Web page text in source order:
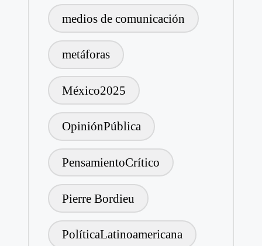
medios de comunicación
metáforas
México2025
OpiniónPública
PensamientoCrítico
Pierre Bordieu
PolíticaLatinoamericana